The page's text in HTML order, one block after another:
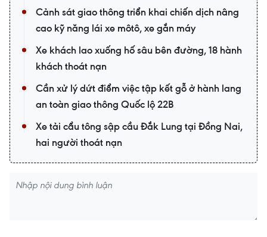
Cảnh sát giao thông triển khai chiến dịch nâng
cao kỹ năng lái xe môtô, xe gắn máy
Xe khách lao xuống hố sâu bên đường, 18 hành
khách thoát nạn
Cần xử lý dứt điểm việc tập kết gỗ ở hành lang
an toàn giao thông Quốc lộ 22B
Xe tải cẩu tông sập cầu Đắk Lung tại Đồng Nai,
hai người thoát nạn